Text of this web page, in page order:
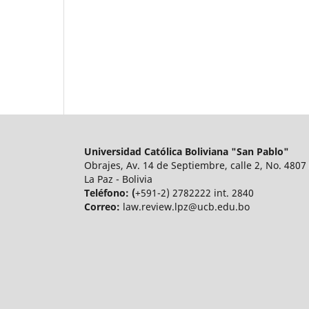
Universidad Católica Boliviana "San Pablo"
Obrajes, Av. 14 de Septiembre, calle 2, No. 4807
La Paz - Bolivia
Teléfono: (+591-2) 2782222 int. 2840
Correo: law.review.lpz@ucb.edu.bo